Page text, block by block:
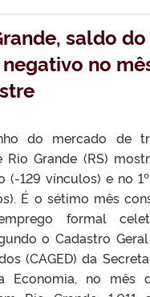
saldo
no
do mercado de
Rio Grande (RS)
(-129 vínculos) e no
É o sétimo mês
formal
o Cadastro
(CAGED) da
Economia, no mês